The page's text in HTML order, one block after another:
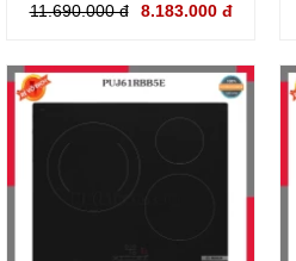
11.690.000 đ 8.183.000 đ